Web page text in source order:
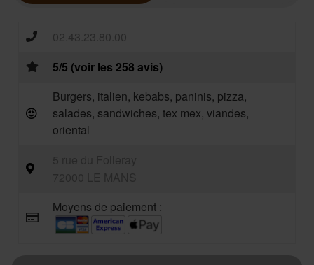
02.43.23.80.00
5/5 (voir les 258 avis)
Burgers, italien, kebabs, paninis, pizza,
salades, sandwiches, tex mex, viandes,
oriental
Moyens de paiement :